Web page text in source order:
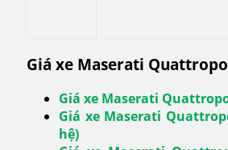
Giá xe Maserati
Giá xe Maserati
Giá xe Maserati
hệ)